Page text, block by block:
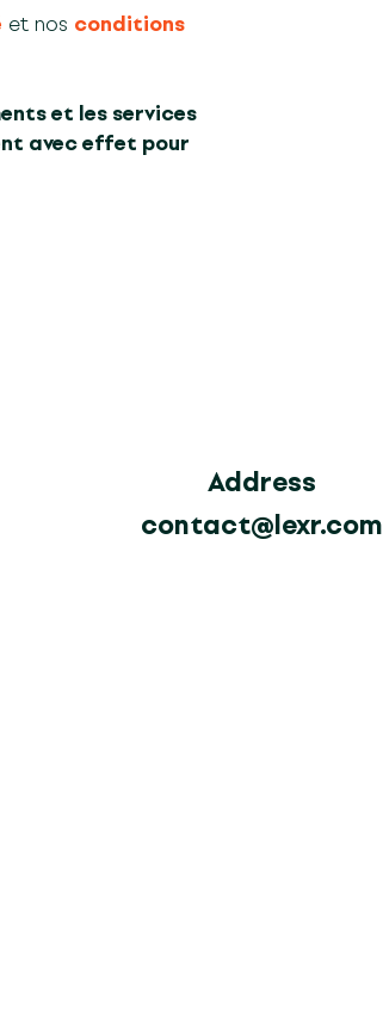
et nos conditions
et les services
avec effet pour
Address
contact@lexr.com